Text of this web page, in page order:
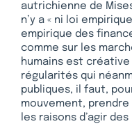
autrichienne de
n’y a « ni loi
empirique des
comme sur les
humains est créative
régularités qui
publiques, il faut,
mouvement,
les raisons d’agir